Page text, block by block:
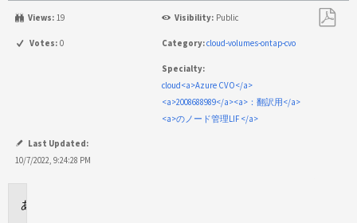
Views: 19 Visibility: Public
Votes: 0 Category:cloud-volumes-ontap-cvo
Specialty:
cloud<a>Azure CVO</a>
<a>2008688989</a><a>：翻訳用</a>
<a>のノード管理LIF </a>
Last Updated:
10/7/2022, 9:24:28 PM